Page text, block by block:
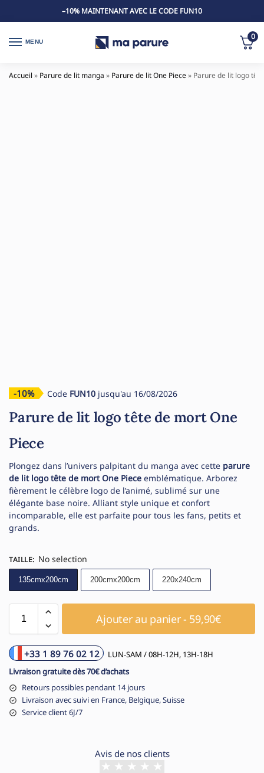
–10% MAINTENANT AVEC LE CODE FUN10
MENU
0
Accueil » Parure de lit manga » Parure de lit One Piece» Parure de lit logo
-10% Code FUN10 jusqu'au 16/08/2026
Parure de lit logo tête de mort One
Piece
Plongez dans l’univers palpitant du manga avec cette parure
de lit logo tête de mort One Piece emblématique. Arborez
fièrement le célèbre logo de l’animé, sublimé sur une
élégante base noire. Alliant style unique et confort
incomparable, elle est parfaite pour tous les fans, petits et
grands.
TAILLE: No selection
135cmx200cm 200cmx200cm 220x240cm
Ajouter au panier - 59,90€
+33 1 89 76 02 12
LUN-SAM / 08H-12H, 13H-18H
Livraison gratuite dès 70€ d’achats
Retours possibles pendant 14 jours
Livraison avec suivi en France, Belgique, Suisse
Service client 6J/7
Avis de nos clients